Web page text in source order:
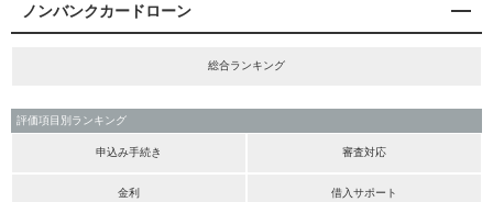
ノンバンクカードローン
総合ランキング
評価項目別ランキング
申込み手続き 審査対応
金利 借入サポート